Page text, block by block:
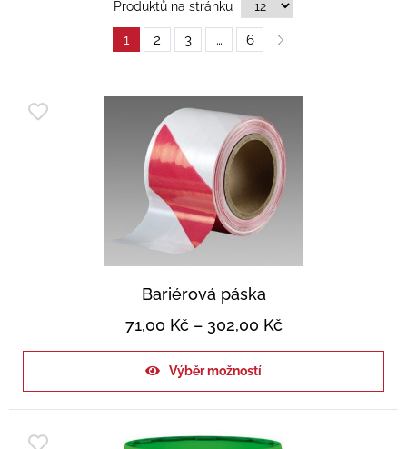
Produktů na stránku
1 2 3 … 6
Bariérová páska
71,00 Kč– 302,00 Kč
Výběr možností